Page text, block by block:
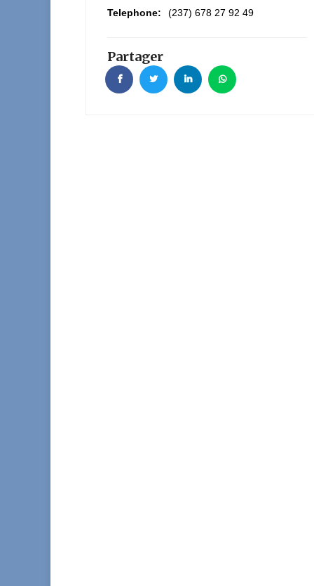
Telephone:
(237) 678 27 92 49
Partager